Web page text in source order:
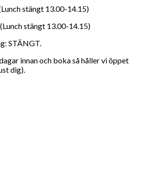
stängt 13.00-14.15)
stängt 13.00-14.15)
STÄNGT.
innan och boka så håller vi öppet
dig).